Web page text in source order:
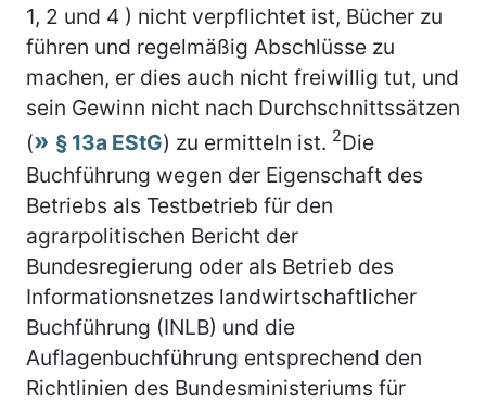
1, 2 und 4 ) nicht verpflichtet ist, Bücher zu
führen und regelmäßig Abschlüsse zu
machen, er dies auch nicht freiwillig tut, und
sein Gewinn nicht nach Durchschnittssätzen
(
§ 13a EStG) zu ermitteln ist. 2Die
Buchführung wegen der Eigenschaft des
Betriebs als Testbetrieb für den
agrarpolitischen Bericht der
Bundesregierung oder als Betrieb des
Informationsnetzes landwirtschaftlicher
Buchführung (INLB) und die
Auflagenbuchführung entsprechend den
Richtlinien des Bundesministeriums für